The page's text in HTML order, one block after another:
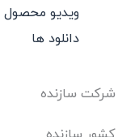
ویدیو محصول
دانلود ها
شرکت سازنده